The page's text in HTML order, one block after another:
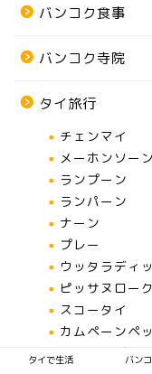
バンコク食事
バンコク寺院
タイ旅行
チェンマイ
メーホンソーン
ランプーン
ランパーン
ナーン
プレー
ウッタラディ
ピッサヌローク
スコータイ
カムペーンペ
ペッチャブーン
タイで生活 バン